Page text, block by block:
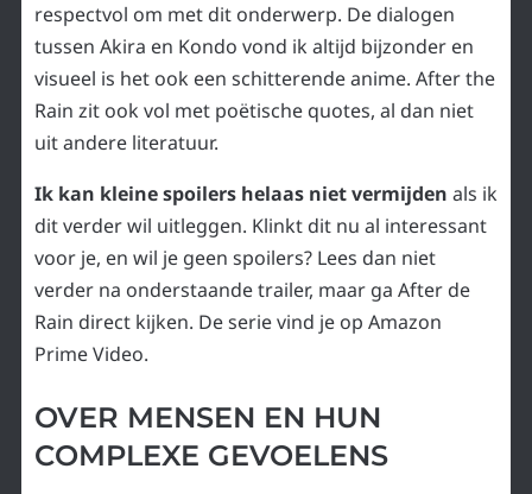
respectvol om met dit onderwerp. De dialogen
tussen Akira en Kondo vond ik altijd bijzonder en
visueel is het ook een schitterende anime. After the
Rain zit ook vol met poëtische quotes, al dan niet
uit andere literatuur.
Ik kan kleine spoilers helaas niet vermijden als ik
dit verder wil uitleggen. Klinkt dit nu al interessant
voor je, en wil je geen spoilers? Lees dan niet
verder na onderstaande trailer, maar ga After de
Rain direct kijken. De serie vind je op Amazon
Prime Video.
OVER MENSEN EN HUN
COMPLEXE GEVOELENS